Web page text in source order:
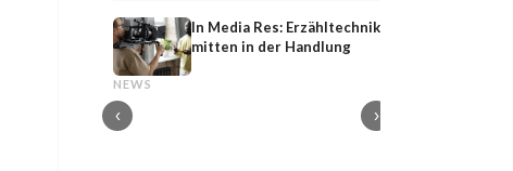
In Media Res: Erzähltechnik
mitten in der Handlung
NEWS
‹
Logo
Logo: Definition, Funktion und Bedeutung
›